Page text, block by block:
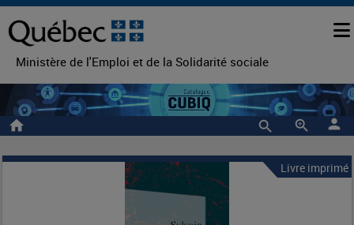
Ministère de l'Emploi et de la Solidarité sociale
home zoom_in person
Livre imprimé